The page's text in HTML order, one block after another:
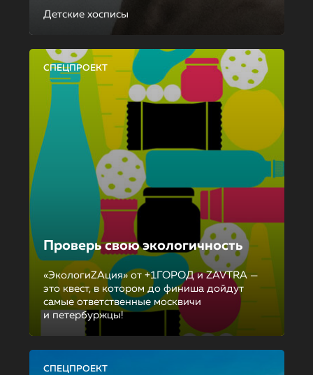
Детские хосписы
СПЕЦПРОЕКТ
Проверь свою экологичность
«ЭкологиZAция» от +1ГОРОД и ZAVTRA —
это квест, в котором до финиша дойдут
самые ответственные москвичи
и петербуржцы!
СПЕЦПРОЕКТ